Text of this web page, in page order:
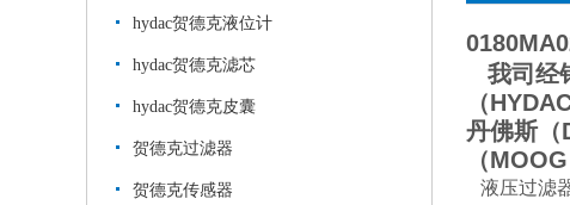
hydac贺德克液位计
hydac贺德克滤芯
hydac贺德克皮囊
贺德克过滤器
贺德克传感器
我司经
（
丹佛斯（
（
液压过滤